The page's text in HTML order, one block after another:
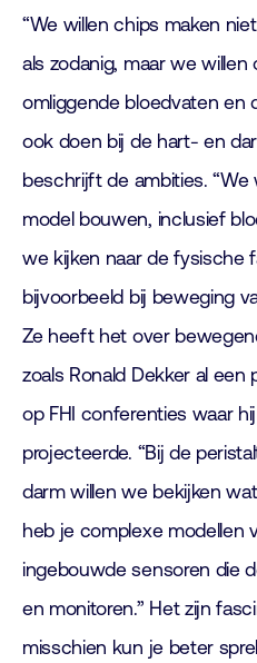
“We willen chips maken
als zodanig, maar we willen
omliggende bloedvaten en
ook doen bij de hart- en
beschrijft de ambities.
model bouwen, inclusief
we kijken naar de fysische
bijvoorbeeld bij beweging
Ze heeft het over
zoals Ronald Dekker al
op FHI conferenties waar
projecteerde. “Bij de
darm willen we bekijken
heb je complexe modellen
ingebouwde sensoren die
en monitoren.” Het zijn
misschien kun je beter